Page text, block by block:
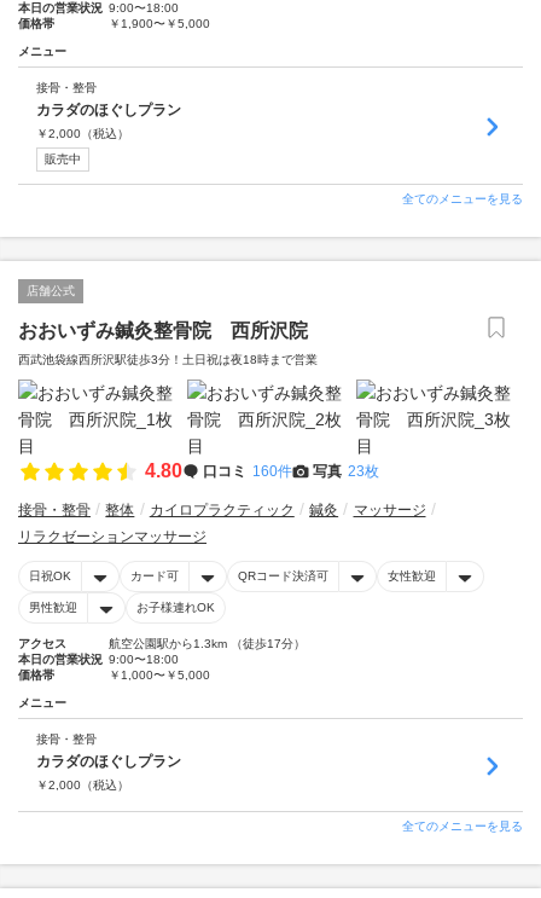
本日の営業状況 9:00〜18:00
価格帯
￥1,900〜￥5,000
メニュー
接骨・整骨
カラダのほぐしプラン
￥2,000 （税込）
販売中
全てのメニューを見る
店舗公式
おおいずみ鍼灸整骨院 西所沢院
西武池袋線西所沢駅徒歩3分！土日祝は夜18時まで営業
4.80 口コミ 160件 写真 23枚
接骨・整骨 整体 カイロプラクティック 鍼灸
マッサージ
リラクゼーションマッサージ
日祝OK カード可 QRコード決済可 女性歓迎
男性歓迎 お子様連れOK
アクセス
航空公園駅から1.3km （徒歩17分）
本日の営業状況 9:00〜18:00
価格帯
￥1,000〜￥5,000
メニュー
接骨・整骨
カラダのほぐしプラン
￥2,000 （税込）
全てのメニューを見る